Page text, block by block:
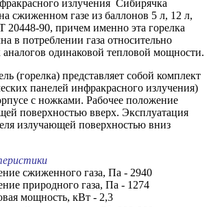
излучения Сибирячка
сжиженном газе из баллонов 5 л, 12 л,
90, причем именно эта горелка
в потреблении газа относительно
аналогов одинаковой тепловой мощности.
(горелка) представляет собой комплект
панелей инфракрасного излучения)
с ножками. Рабочее положение
поверхностью вверх. Эксплуатация
излучающей поверхностью вниз
сжиженного газа, Па - 2940
природного газа, Па - 1274
мощность, кВт - 2,3